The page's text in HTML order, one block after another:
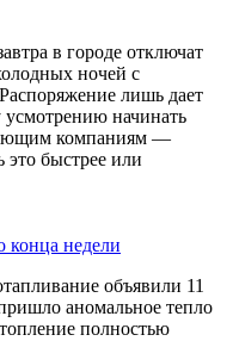
в городе отключат
ночей с
лишь дает
начинать
компаниям —
это быстрее или
конца недели
объявили 11
аномальное тепло
полностью